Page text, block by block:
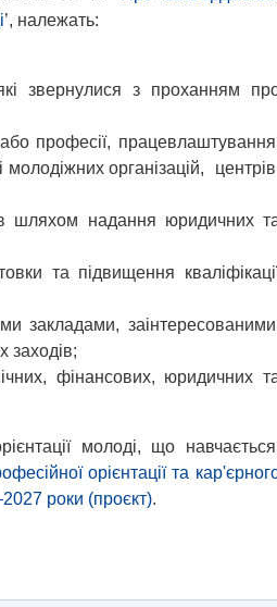
’, належать:
звернулися з проханням
професії,
молодіжних організацій, центрів
шляхом надання юридичних
та підвищення
закладами, заінтересованими
заходів;
фінансових, юридичних
молоді, що
орієнтації та
роки (проєкт).